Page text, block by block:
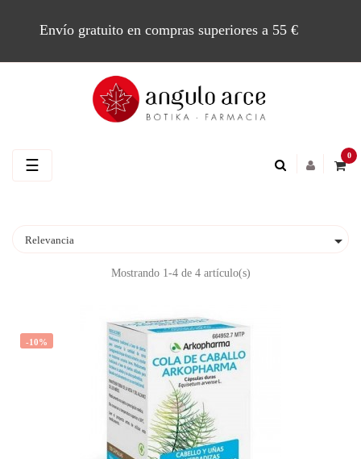
Envío gratuito en compras superiores a 55 €
0
Navegación
☰
Relevancia 
Mostrando 1-4 de 4 artículo(s)
-10%